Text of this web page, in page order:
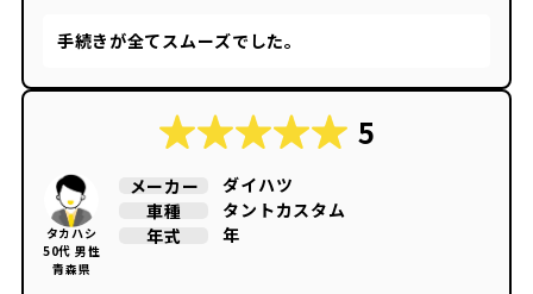
手続きが全てスムーズでした。
5
タカハシ
50代 男性
青森県
メーカー
ダイハツ
車種
タントカスタム
年式
年